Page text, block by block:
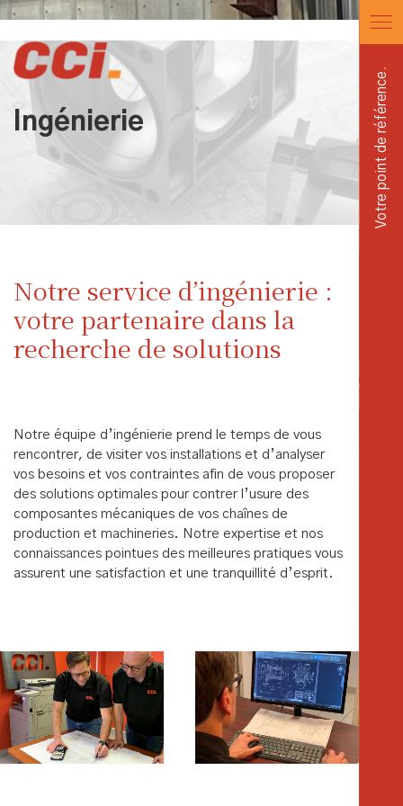
Votre point de référence
contenu
Ingénierie
Notre service d’ingénierie :
votre partenaire dans la
recherche de solutions
Notre équipe d’ingénierie prend le temps de vous
rencontrer, de visiter vos installations et d’analyser
vos besoins et vos contraintes afin de vous proposer
des solutions optimales pour contrer l’usure des
composantes mécaniques de vos chaînes de
production et machineries. Notre expertise et nos
connaissances pointues des meilleures pratiques vous
assurent une satisfaction et une tranquillité d’esprit.